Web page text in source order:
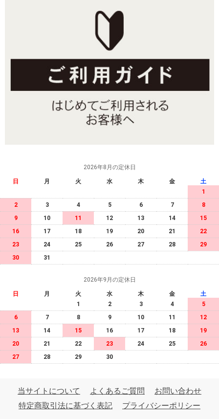
2026年8月の定休日
日 月 火 水 木 金
土
1
2
3 4 5 6 7
8
9
10 11 12 13 14
15
16
17 18 19 20 21
22
23
24 25 26 27 28
29
30
31
2026年9月の定休日
日 月 火 水 木 金
土
1
2 3 4
5
6
7 8 9 10 11
12
13
14 15 16 17 18
19
20
21 22 23 24 25
26
27
28 29 30
当サイトについて よくあるご質問
お問い合わせ
特定商取引法に基づく表記
プライバシーポリシー